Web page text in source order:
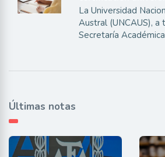
La Universidad
Austral (UNCAUS), a
Secretaría
Últimas notas